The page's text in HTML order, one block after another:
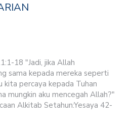
18 "Jadi, jika Allah
sama kepada mereka seperti
percaya kepada Tuhan
mungkin aku mencegah Allah?"
Alkitab Setahun:Yesaya 42-